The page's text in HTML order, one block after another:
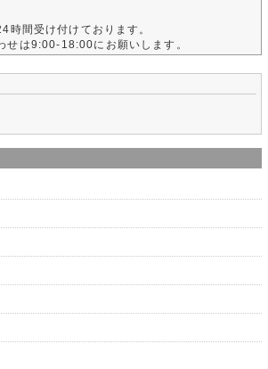
時間受け付けております。
せは9:00-18:00にお願いします。